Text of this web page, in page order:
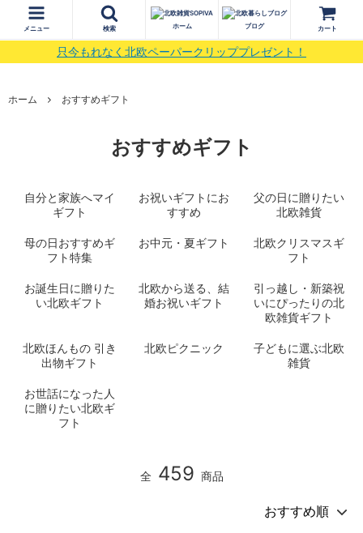
只今もれなく北欧ペーパークリッププレゼント！
メニュー 検索 ホーム ブログ カート
ホーム おすすめギフト
おすすめギフト
自分と家族へマイ
ギフト
お祝いギフトにお
すすめ
父の日に贈りたい
北欧雑貨
母の日おすすめギ
フト特集
お中元・夏ギフト
北欧クリスマスギ
フト
お誕生日に贈りた
い北欧ギフト
北欧から送る、結
婚お祝いギフト
引っ越し・新築祝
いにぴったりの北
欧雑貨ギフト
北欧ほんもの 引き
出物ギフト
北欧ピクニック
子どもに選ぶ北欧
雑貨
お世話になった人
に贈りたい北欧ギ
フト
全 459 商品